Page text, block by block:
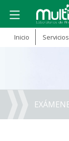
Inicio Servicios